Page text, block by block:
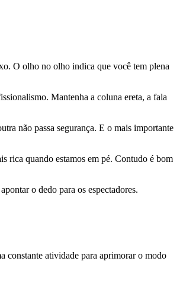
O olho no olho indica que você tem plena
Mantenha a coluna ereta, a fala
não passa segurança. E o mais importante
rica quando estamos em pé. Contudo é bom
o dedo para os espectadores.
constante atividade para aprimorar o modo